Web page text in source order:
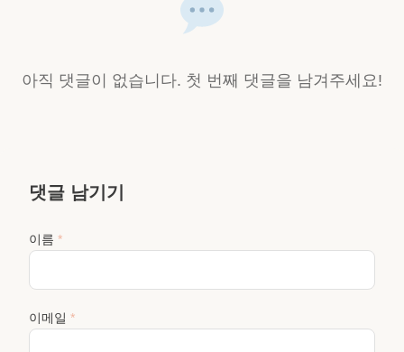
아직 댓글이 없습니다. 첫 번째 댓글을 남겨주세요!
댓글 남기기
이름 *
이메일 *